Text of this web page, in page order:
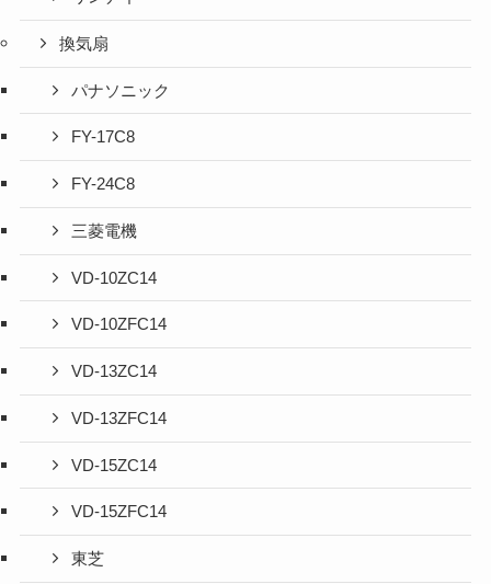
換気扇
パナソニック
FY-17C8
FY-24C8
三菱電機
VD-10ZC14
VD-10ZFC14
VD-13ZC14
VD-13ZFC14
VD-15ZC14
VD-15ZFC14
東芝